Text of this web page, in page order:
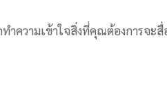
ความเข้าใจสิ่งที่คุณต้องการจะสื่